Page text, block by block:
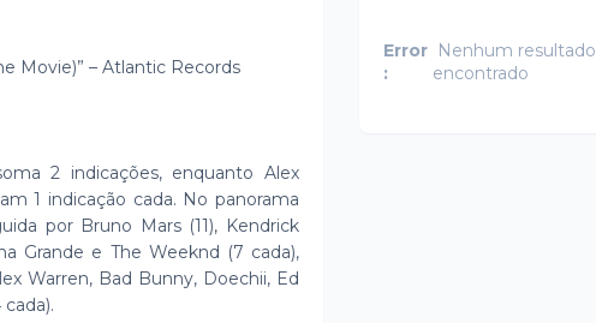
Movie)” – Atlantic Records
2 indicações, enquanto Alex
1 indicação cada. No panorama
por Bruno Mars (11), Kendrick
Grande e The Weeknd (7 cada),
Warren, Bad Bunny, Doechii, Ed
Error
:
Nenhum resultado
encontrado